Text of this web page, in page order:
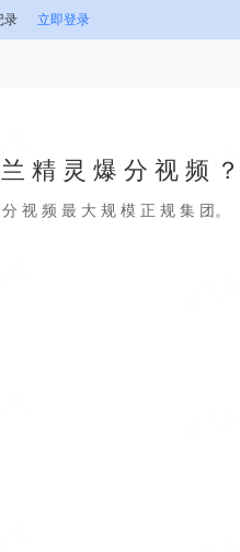
录 立即登录
精 灵 爆 分 视 频 ？
视 频 最 大 规 模 正 规 集 团。